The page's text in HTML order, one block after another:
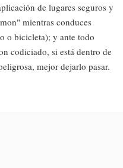
de lugares seguros y
mientras conduces
o bicicleta); y ante todo
codiciado, si está dentro de
mejor dejarlo pasar.